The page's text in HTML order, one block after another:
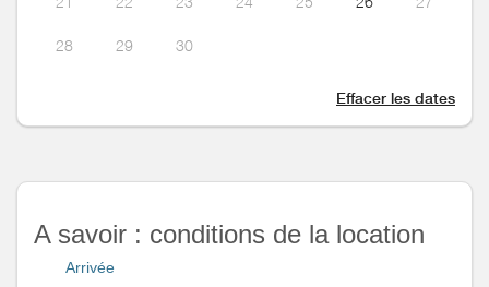
28 29 30
Effacer les dates
A savoir : conditions de la location
Arrivée